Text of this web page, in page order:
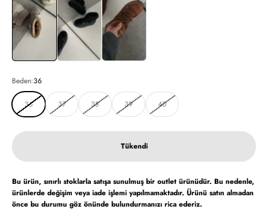
Beden:36
36 37 38 39 40
Tükendi
Bu ürün, sınırlı stoklarla satışa sunulmuş bir outlet ürünüdür. Bu nedenle,
ürünlerde değişim veya iade işlemi yapılmamaktadır. Ürünü satın almadan
önce bu durumu göz önünde bulundurmanızı rica ederiz.